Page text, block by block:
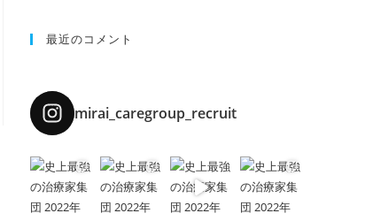
最近のコメント
mirai_caregroup_recruit